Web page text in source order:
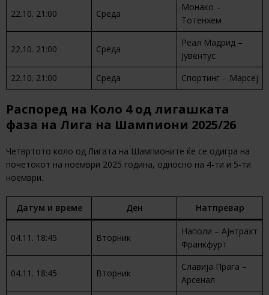
22.10. 21:00 Среда
Монако –
Тотенхем
22.10. 21:00 Среда
Реал Мадрид –
Јувентус
22.10. 21:00
Среда Спортинг – Марсеј
Распоред на Коло 4 од лигашката
фаза на Лига на Шампиони 2025/26
Четвртото коло од Лигата на Шампионите ќе се одигра на
почетокот на ноември 2025 година, односно на 4-ти и 5-ти
ноември.
Датум и време Ден Натпревар
04.11. 18:45 Вторник
Наполи – Ајнтрахт
Франкфурт
04.11. 18:45 Вторник
Славија Прага –
Арсенал